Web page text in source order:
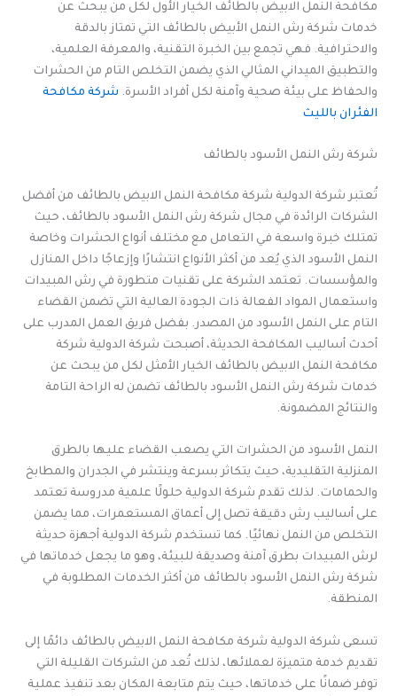
مكافحة النمل الابيض بالطائف الخيار الأول لكل من يبحث عن
خدمات شركة رش النمل الأبيض بالطائف التي تمتاز بالدقة
والاحترافية. فهي تجمع بين الخبرة التقنية، والمعرفة العلمية،
والتطبيق الميداني المثالي الذي يضمن التخلص التام من الحشرات
والحفاظ على بيئة صحية وآمنة لكل أفراد الأسرة. شركة مكافحة
الفئران بالليث
شركة رش النمل الأسود بالطائف
تُعتبر شركة الدولية شركة مكافحة النمل الابيض بالطائف من أفضل
الشركات الرائدة في مجال شركة رش النمل الأسود بالطائف، حيث
تمتلك خبرة واسعة في التعامل مع مختلف أنواع الحشرات وخاصة
النمل الأسود الذي يُعد من أكثر الأنواع انتشارًا وإزعاجًا داخل المنازل
والمؤسسات. تعتمد الشركة على تقنيات متطورة في رش المبيدات
واستعمال المواد الفعالة ذات الجودة العالية التي تضمن القضاء
التام على النمل الأسود من المصدر. بفضل فريق العمل المدرب على
أحدث أساليب المكافحة الحديثة، أصبحت شركة الدولية شركة
مكافحة النمل الابيض بالطائف الخيار الأمثل لكل من يبحث عن
خدمات شركة رش النمل الأسود بالطائف تضمن له الراحة التامة
والنتائج المضمونة.
النمل الأسود من الحشرات التي يصعب القضاء عليها بالطرق
المنزلية التقليدية، حيث يتكاثر بسرعة وينتشر في الجدران والمطابخ
والحمامات. لذلك تقدم شركة الدولية حلولًا علمية مدروسة تعتمد
على أساليب رش دقيقة تصل إلى أعماق المستعمرات، مما يضمن
التخلص من النمل نهائيًا. كما تستخدم شركة الدولية أجهزة حديثة
لرش المبيدات بطرق آمنة وصديقة للبيئة، وهو ما يجعل خدماتها في
شركة رش النمل الأسود بالطائف من أكثر الخدمات المطلوبة في
المنطقة.
تسعى شركة الدولية شركة مكافحة النمل الابيض بالطائف دائمًا إلى
تقديم خدمة متميزة لعملائها، لذلك تُعد من الشركات القليلة التي
توفر ضمانًا على خدماتها، حيث يتم متابعة المكان بعد تنفيذ عملية